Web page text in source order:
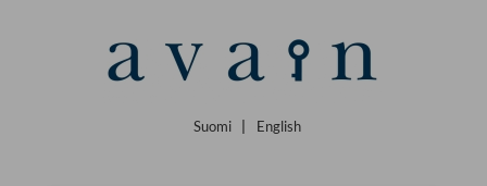
Suomi English